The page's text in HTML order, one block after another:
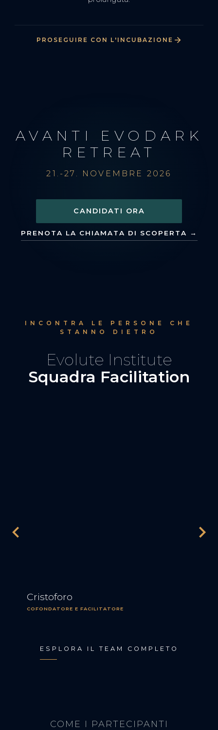
PROSEGUIRE CON L'INCUBAZIONE
AVANTI EVODARK
RETREAT
21.-27. NOVEMBRE 2026
CANDIDATI ORA
PRENOTA LA CHIAMATA DI SCOPERTA →
INCONTRA LE PERSONE CHE
STANNO DIETRO
Evolute Institute
Squadra Facilitation
Cristoforo
COFONDATORE E FACILITATORE
ESPLORA IL TEAM COMPLETO
COME I PARTECIPANTI